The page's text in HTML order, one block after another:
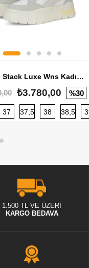
40,5 41 42 42,5
Mayze Stack Luxe Wns Kadın Sneaker
₺3.780,00 %30
37 37,5 38 38,5
1.500 TL VE ÜZERİ
KARGO BEDAVA